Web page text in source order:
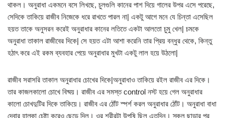
থাকল। অনুরাধা একমনে বসে লিখছে, চুলগুলি কানের পাশ দিয়ে গালের উপর এসে পরেছে,
সেদিকে তাকিয়ে রাজীব নিজেকে ধরে রাখতে পারল না| একটু আগে মনে যে চিন্তা এসেছিল
হয়ত তাকে অনুসরন করেই অনুরাধার কানের লতিতে একটা আলতো চুমু খেল| চমকে
অনুরাধা তাকাল রাজীবের দিকে| সে হয়ত এটা আশা করেনি তার প্রিয় বন্ধুর থেকে, কিন্তু
হঠাৎ করে এই রকম ব্যবহার পেয়ে অনুরাধার মুখটা একটু লাল হয়ে উঠলো|
রাজীব সরাসরি তাকাল অনুরাধার চোখের দিকে|অনুরাধাও তাকিয়ে রইল রাজীব এর দিকে।
তার কাজলকালো চোখে বিষ্ময়। রাজীব এর সমস্ত control নস্ট হয়ে গেল অনুরাধার
কালো চোখদুটির দিকে তাকিয়ে। রাজীব এর ঠোঁট স্পর্শ করল অনুরাধার ঠোঁট। অনুরাধা বাধা
দেবার হাল্কা চেষ্টা করেও ছেড়ে দিল। ওর শরীরটা উপষি ছিল এতদিন। স্কুল ছাড়ার পর